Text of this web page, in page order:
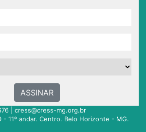
ASSINAR
| cress@cress-mg.org.br
- 11º andar. Centro. Belo Horizonte - MG.